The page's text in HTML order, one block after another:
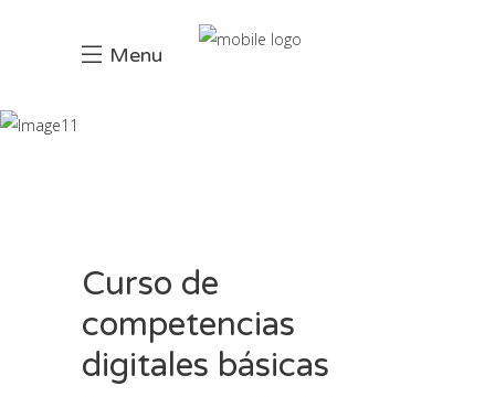
Menu
Curso de
competencias
digitales básicas